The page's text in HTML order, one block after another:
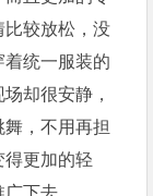
比较放松，没
统一服装的
却很安静，
，不用再担
更加的轻
下去。